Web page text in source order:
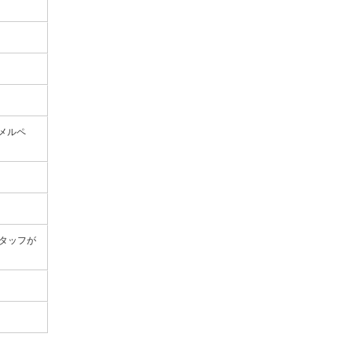
ルペ
ッフが